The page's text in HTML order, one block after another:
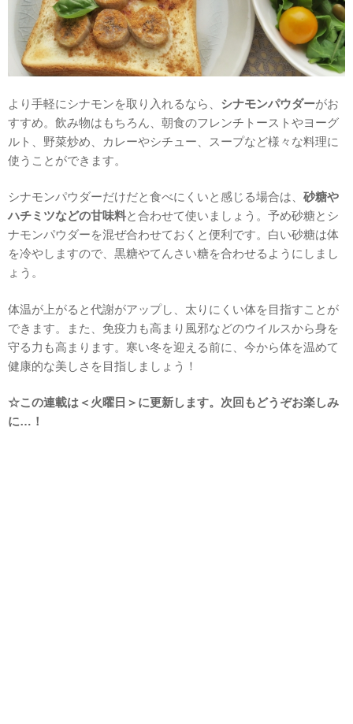
より手軽にシナモンを取り入れるなら、 シナモンパウダーがお
すすめ。飲み物はもちろん、朝食のフレンチトーストやヨーグ
ルト、野菜炒め、カレーやシチュー、スープなど様々な料理に
使うことができます。
シナモンパウダーだけだと食べにくいと感じる場合は、 砂糖や
ハチミツなどの甘味料と合わせて使いましょう。予め砂糖とシ
ナモンパウダーを混ぜ合わせておくと便利です。白い砂糖は体
を冷やしますので、黒糖やてんさい糖を合わせるようにしまし
ょう。
体温が上がると代謝がアップし、太りにくい体を目指すことが
できます。また、免疫力も高まり風邪などのウイルスから身を
守る力も高まります。寒い冬を迎える前に、今から体を温めて
健康的な美しさを目指しましょう！
☆この連載は＜火曜日＞に更新します。次回もどうぞお楽しみ
に…！